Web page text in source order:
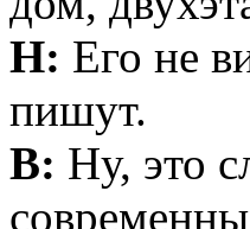
Н: Его не
пишут.
В: Ну, это